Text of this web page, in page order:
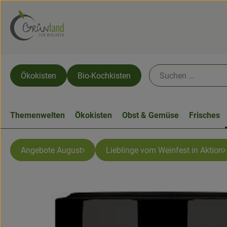
Ökokisten Bio-Kochkisten
Themenwelten Ökokisten Obst & Gemüse Frisches
Angebote August Lieblinge vom Weinfest in Aktion